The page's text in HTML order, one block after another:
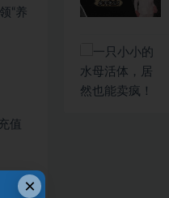
“养
值
×